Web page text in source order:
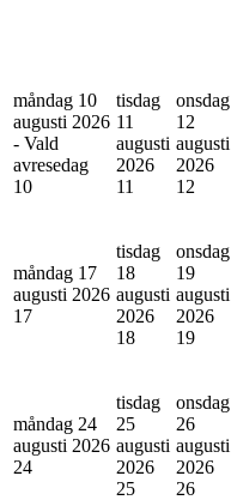
måndag 10
augusti 2026
- Vald
avresedag
10
tisdag
11
augusti
2026
11
onsdag
12
augusti
2026
12
måndag 17
augusti 2026
17
tisdag
18
augusti
2026
18
onsdag
19
augusti
2026
19
måndag 24
augusti 2026
24
tisdag
25
augusti
2026
25
onsdag
26
augusti
2026
26